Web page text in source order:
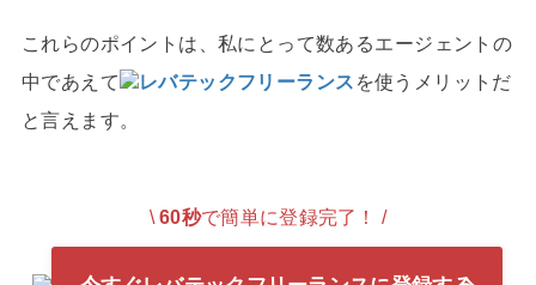
これらのポイントは、私にとって数あるエージェントの
中であえて
レバテックフリーランス を使うメリットだ
と言えます。
\60秒で簡単に登録完了！ /